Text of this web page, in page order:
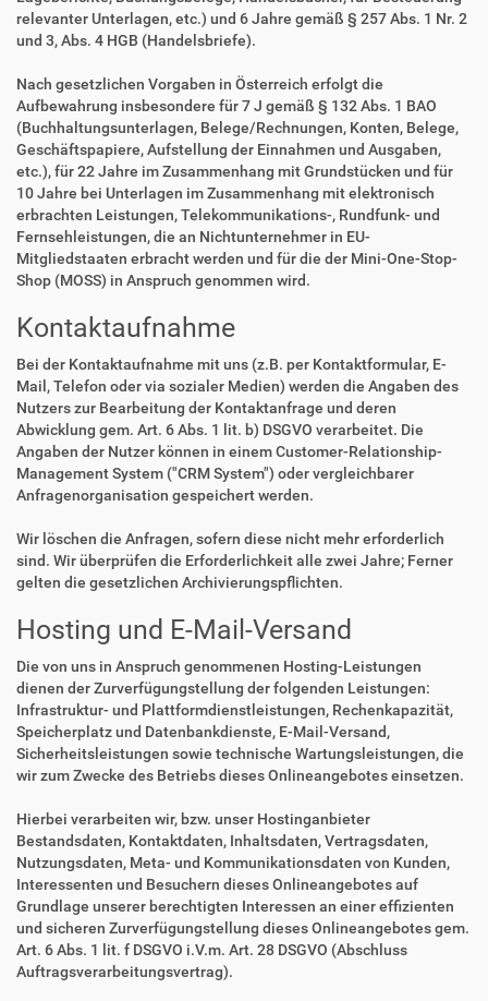
relevanter Unterlagen, etc.) und 6 Jahre gemäß § 257 Abs. 1 Nr. 2
und 3, Abs. 4 HGB (Handelsbriefe).
Nach gesetzlichen Vorgaben in Österreich erfolgt die
Aufbewahrung insbesondere für 7 J gemäß § 132 Abs. 1 BAO
(Buchhaltungsunterlagen, Belege/Rechnungen, Konten, Belege,
Geschäftspapiere, Aufstellung der Einnahmen und Ausgaben,
etc.), für 22 Jahre im Zusammenhang mit Grundstücken und für
10 Jahre bei Unterlagen im Zusammenhang mit elektronisch
erbrachten Leistungen, Telekommunikations-, Rundfunk- und
Fernsehleistungen, die an Nichtunternehmer in EU-
Mitgliedstaaten erbracht werden und für die der Mini-One-Stop-
Shop (MOSS) in Anspruch genommen wird.
Kontaktaufnahme
Bei der Kontaktaufnahme mit uns (z.B. per Kontaktformular, E-
Mail, Telefon oder via sozialer Medien) werden die Angaben des
Nutzers zur Bearbeitung der Kontaktanfrage und deren
Abwicklung gem. Art. 6 Abs. 1 lit. b) DSGVO verarbeitet. Die
Angaben der Nutzer können in einem Customer-Relationship-
Management System ("CRM System") oder vergleichbarer
Anfragenorganisation gespeichert werden.
Wir löschen die Anfragen, sofern diese nicht mehr erforderlich
sind. Wir überprüfen die Erforderlichkeit alle zwei Jahre; Ferner
gelten die gesetzlichen Archivierungspflichten.
Hosting und E-Mail-Versand
Die von uns in Anspruch genommenen Hosting-Leistungen
dienen der Zurverfügungstellung der folgenden Leistungen:
Infrastruktur- und Plattformdienstleistungen, Rechenkapazität,
Speicherplatz und Datenbankdienste, E-Mail-Versand,
Sicherheitsleistungen sowie technische Wartungsleistungen, die
wir zum Zwecke des Betriebs dieses Onlineangebotes einsetzen.
Hierbei verarbeiten wir, bzw. unser Hostinganbieter
Bestandsdaten, Kontaktdaten, Inhaltsdaten, Vertragsdaten,
Nutzungsdaten, Meta- und Kommunikationsdaten von Kunden,
Interessenten und Besuchern dieses Onlineangebotes auf
Grundlage unserer berechtigten Interessen an einer effizienten
und sicheren Zurverfügungstellung dieses Onlineangebotes gem.
Art. 6 Abs. 1 lit. f DSGVO i.V.m. Art. 28 DSGVO (Abschluss
Auftragsverarbeitungsvertrag).